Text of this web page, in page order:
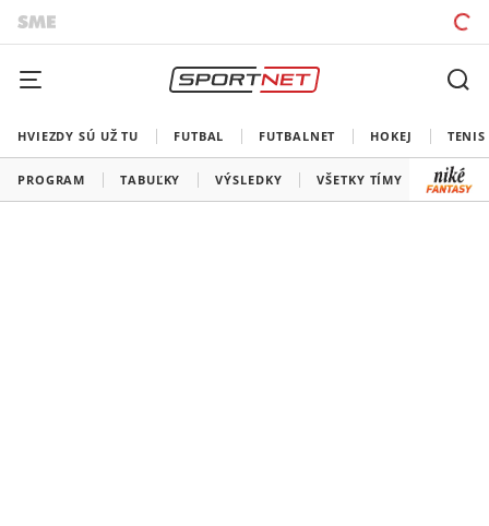
HVIEZDY SÚ UŽ TU FUTBAL FUTBALNET HOKEJ TENIS
PROGRAM TABUĽKY VÝSLEDKY VŠETKY TÍMY